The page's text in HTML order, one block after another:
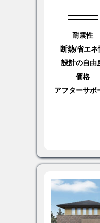
耐震性
断熱/省エネ
設計の自由
価格
アフターサポ